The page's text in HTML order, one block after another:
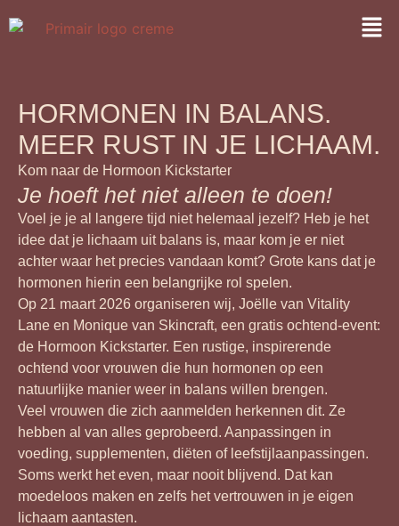
HORMONEN IN BALANS.
MEER RUST IN JE LICHAAM.
Kom naar de Hormoon Kickstarter
Je hoeft het niet alleen te doen!
Voel je je al langere tijd niet helemaal jezelf? Heb je het
idee dat je lichaam uit balans is, maar kom je er niet
achter waar het precies vandaan komt? Grote kans dat je
hormonen hierin een belangrijke rol spelen.
Op 21 maart 2026 organiseren wij, Joëlle van Vitality
Lane en Monique van Skincraft, een gratis ochtend-event:
de Hormoon Kickstarter. Een rustige, inspirerende
ochtend voor vrouwen die hun hormonen op een
natuurlijke manier weer in balans willen brengen.
Veel vrouwen die zich aanmelden herkennen dit. Ze
hebben al van alles geprobeerd. Aanpassingen in
voeding, supplementen, diëten of leefstijlaanpassingen.
Soms werkt het even, maar nooit blijvend. Dat kan
moedeloos maken en zelfs het vertrouwen in je eigen
lichaam aantasten.